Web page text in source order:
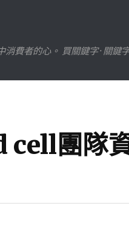
費者的心。 買關鍵字 · 關鍵
cell團隊